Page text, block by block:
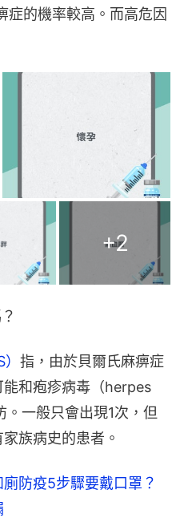
症的機率較高。而高危因
+2
指，由於貝爾氏麻痹症
和疱疹病毒（herpes
一般只會出現1次，但
族病史的患者。
廁防疫5步驟要戴口罩？